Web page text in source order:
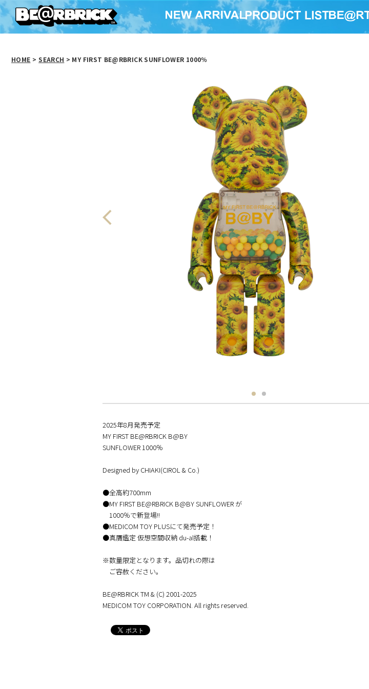
HOME > SEARCH > MY FIRST BE@RBRICK SUNFLOWER 1000％
2025年8月発売予定
MY FIRST BE@RBRICK B@BY
SUNFLOWER 1000％
Designed by CHIAKI(CIROL & Co.)
●全高約700mm
●MY FIRST BE@RBRICK B@BY SUNFLOWER が
1000％で新登場!!
●MEDICOM TOY PLUSにて発売予定！
●真贋鑑定 仮想空間収納 du-al搭載！
※数量限定となります。品切れの際は
ご容赦ください。
BE@RBRICK TM & (C) 2001-2025
MEDICOM TOY CORPORATION. All rights reserved.